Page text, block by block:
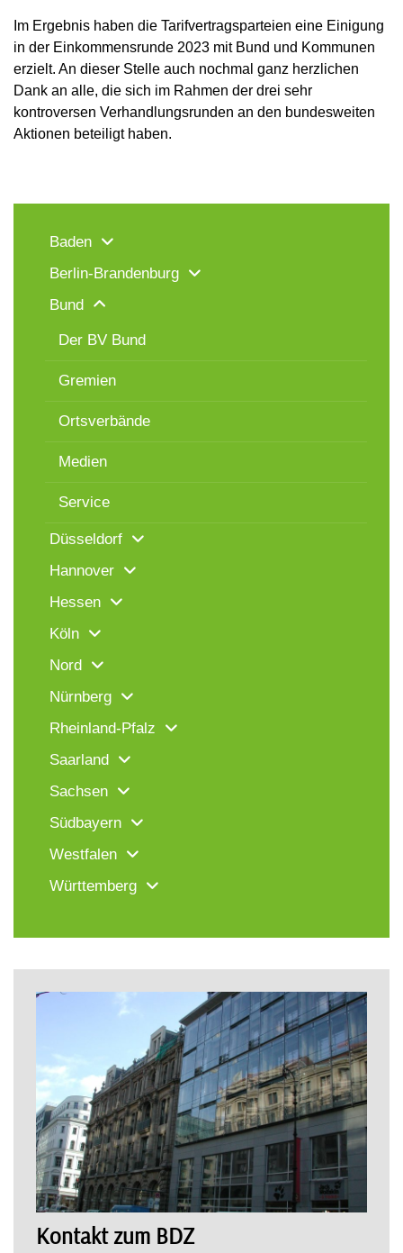
Im Ergebnis haben die Tarifvertragsparteien eine Einigung
in der Einkommensrunde 2023 mit Bund und Kommunen
erzielt. An dieser Stelle auch nochmal ganz herzlichen
Dank an alle, die sich im Rahmen der drei sehr
kontroversen Verhandlungsrunden an den bundesweiten
Aktionen beteiligt haben.
Baden
Berlin-Brandenburg
Bund
Der BV Bund
Gremien
Ortsverbände
Medien
Service
Düsseldorf
Hannover
Hessen
Köln
Nord
Nürnberg
Rheinland-Pfalz
Saarland
Sachsen
Südbayern
Westfalen
Württemberg
Kontakt zum BDZ